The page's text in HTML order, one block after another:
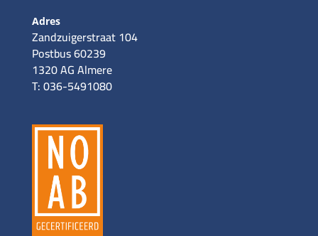
Adres
Zandzuigerstraat 104
Postbus 60239
1320 AG Almere
T: 036-5491080